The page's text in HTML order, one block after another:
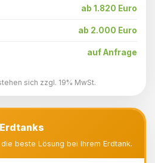
ab 1.820 Euro
ab 2.000 Euro
auf Anfrage
sich zzgl. 19% MwSt.
Erdtanks
beste Lösung bei Ihrem Erdtank.